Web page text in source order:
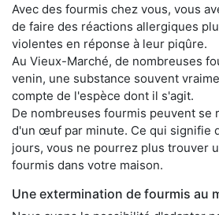
Avec des fourmis chez vous, vous
de faire des réactions allergiques
violentes en réponse à leur piqûre.
Au Vieux-Marché, de nombreuses
venin, une substance souvent
compte de l'espèce dont il s'agit.
De nombreuses fourmis peuvent se
d'un œuf par minute. Ce qui signifie
jours, vous ne pourrez plus trouver
fourmis dans votre maison.
Une extermination de fourmis au